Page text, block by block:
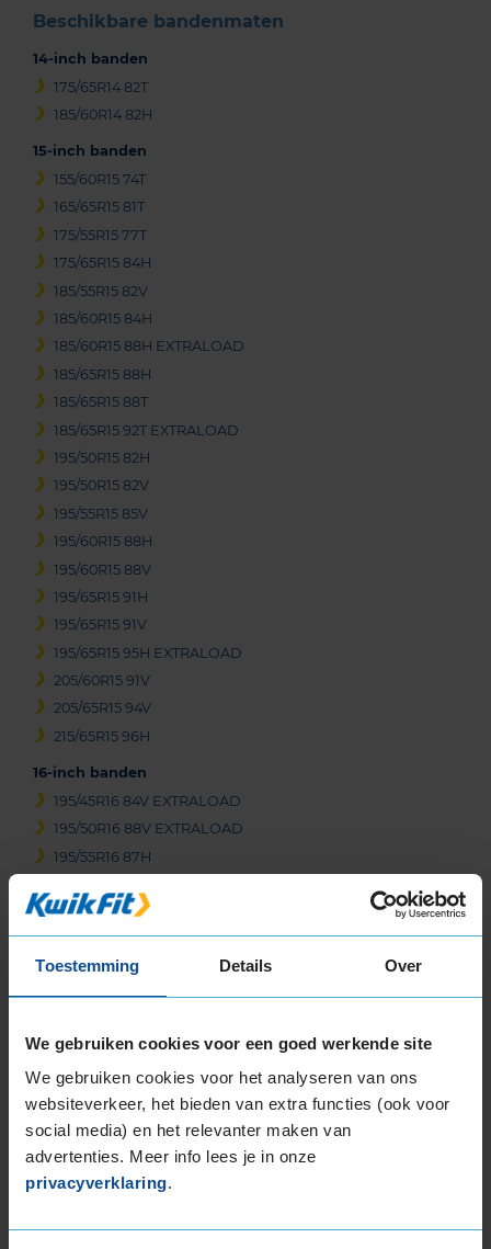
Toestemming Details Over
We gebruiken cookies voor een goed werkende site
We gebruiken cookies voor het analyseren van ons
websiteverkeer, het bieden van extra functies (ook voor
social media) en het relevanter maken van
advertenties. Meer info lees je in onze
privacyverklaring.
Beschikbare bandenmaten
14-inch banden
175/65R14 82T
185/60R14 82H
15-inch banden
155/60R15 74T
165/65R15 81T
175/55R15 77T
175/65R15 84H
185/55R15 82V
185/60R15 84H
185/60R15 88H EXTRALOAD
185/65R15 88H
185/65R15 88T
185/65R15 92T EXTRALOAD
195/50R15 82H
195/50R15 82V
195/55R15 85V
195/60R15 88H
195/60R15 88V
195/65R15 91H
195/65R15 91V
195/65R15 95H EXTRALOAD
205/60R15 91V
205/65R15 94V
215/65R15 96H
16-inch banden
195/45R16 84V EXTRALOAD
195/50R16 88V EXTRALOAD
195/55R16 87H
195/55R16 91H EXTRALOAD
195/55R16 91V EXTRALOAD
205/45R16 87W EXTRALOAD
205/50R16 87W
205/55R16 91V
205/55R16 91W
205/55R16 91W
205/55R16 91W
205/55R16 91W RUNFLAT
205/55R16 94V EXTRALOAD